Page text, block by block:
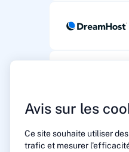
Avis sur les
Ce site souhaite utiliser
trafic et mesurer